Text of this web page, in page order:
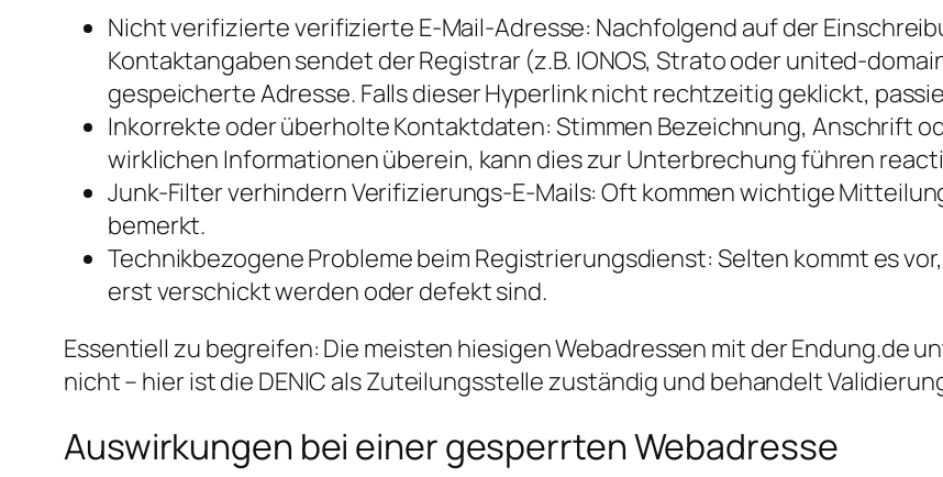
Nicht verifizierte verifizierte E-Mail-Adresse: Nachfolgend auf der
Kontaktangaben sendet der Registrar (z.B. IONOS, Strato oder united-
gespeicherte Adresse. Falls dieser Hyperlink nicht rechtzeitig geklickt,
Inkorrekte oder überholte Kontaktdaten: Stimmen Bezeichnung, Anschrift
wirklichen Informationen überein, kann dies zur Unterbrechung führen
Junk-Filter verhindern Verifizierungs-E-Mails: Oft kommen wichtige
bemerkt.
Technikbezogene Probleme beim Registrierungsdienst: Selten kommt es
erst verschickt werden oder defekt sind.
Essentiell zu begreifen: Die meisten hiesigen Webadressen mit der Endung.de
nicht – hier ist die DENIC als Zuteilungsstelle zuständig und behandelt
Auswirkungen bei einer gesperrten Webadresse